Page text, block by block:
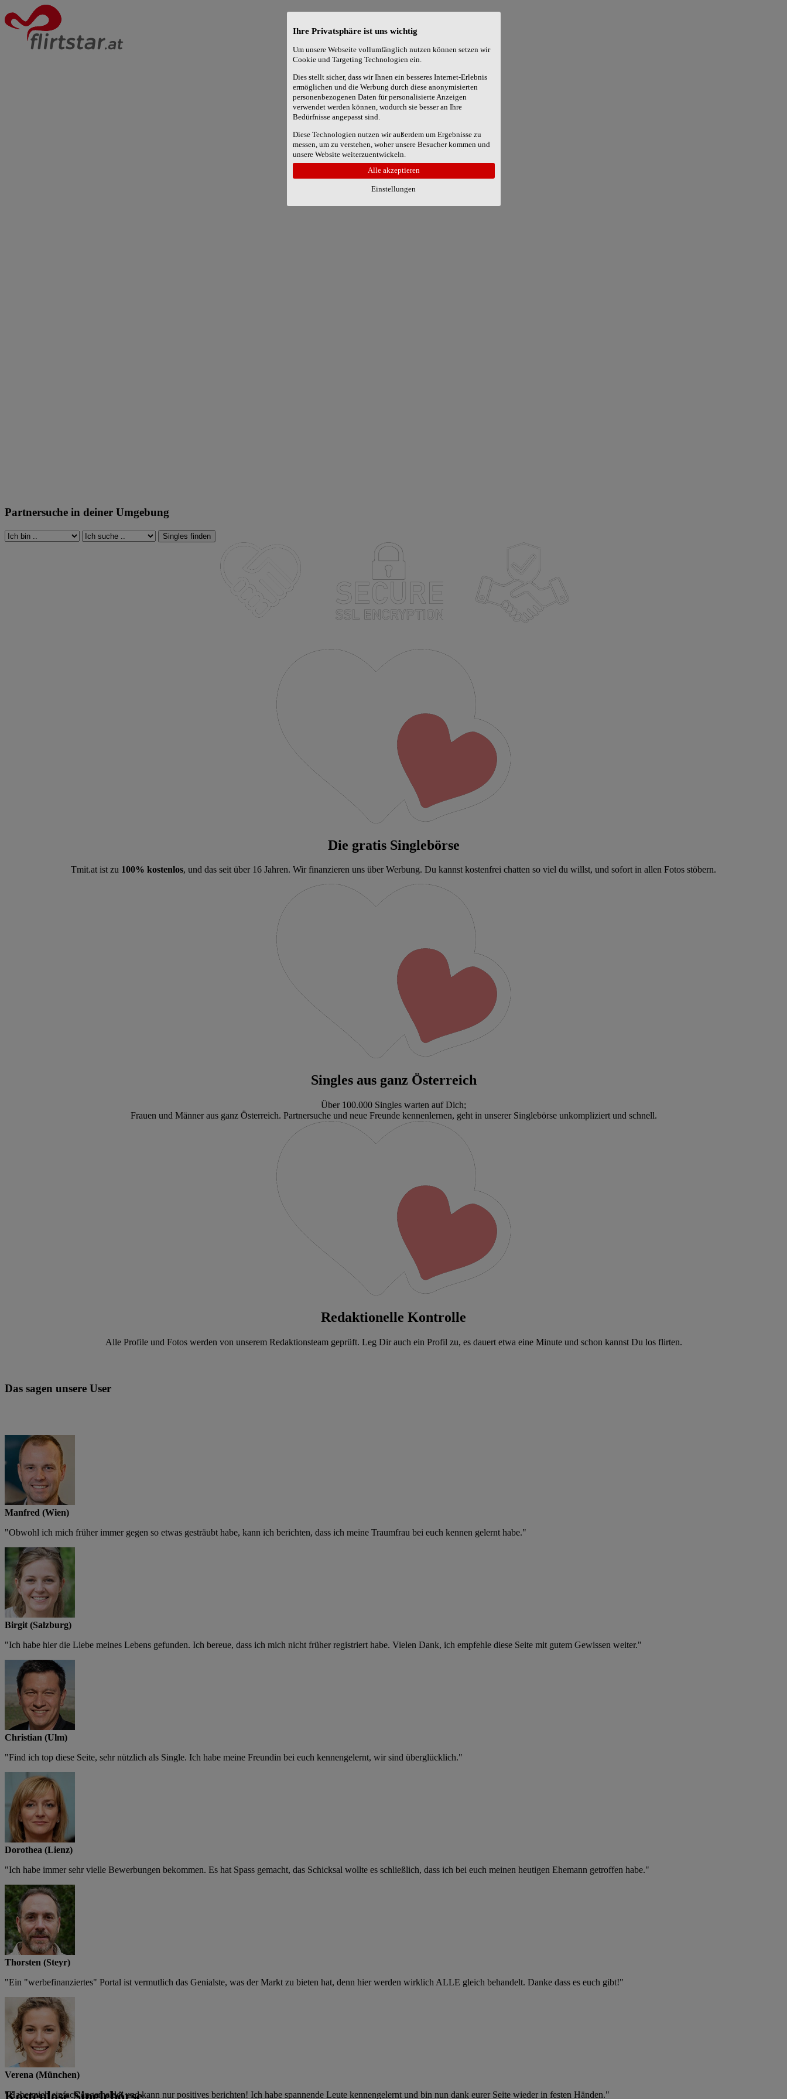
Login
Starte deine Lovestory
100% kostenlos
Partnersuche in deiner Umgebung
Die gratis Singlebörse
Tmit.at ist zu 100% kostenlos, und das seit über 16 Jahren. Wir finanzieren uns über Werbung. Du kannst kostenfrei chatten so viel du willst, und sofort in allen Fotos stöbern.
Singles aus ganz Österreich
Über 100.000 Singles warten auf Dich;
Frauen und Männer aus ganz Österreich. Partnersuche und neue Freunde kennenlernen, geht in unserer Singlebörse unkompliziert und schnell.
Redaktionelle Kontrolle
Alle Profile und Fotos werden von unserem Redaktionsteam geprüft. Leg Dir auch ein Profil zu, es dauert etwa eine Minute und schon kannst Du los flirten.
Das sagen unsere User
Manfred (Wien)
"Obwohl ich mich früher immer gegen so etwas gesträubt habe, kann ich berichten, dass ich meine Traumfrau bei euch kennen gelernt habe."
Birgit (Salzburg)
"Ich habe hier die Liebe meines Lebens gefunden. Ich bereue, dass ich mich nicht früher registriert habe. Vielen Dank, ich empfehle diese Seite mit gutem Gewissen weiter."
Christian (Ulm)
"Find ich top diese Seite, sehr nützlich als Single. Ich habe meine Freundin bei euch kennengelernt, wir sind überglücklich."
Dorothea (Lienz)
"Ich habe immer sehr vielle Bewerbungen bekommen. Es hat Spass gemacht, das Schicksal wollte es schließlich, dass ich bei euch meinen heutigen Ehemann getroffen habe."
Thorsten (Steyr)
"Ein "werbefinanziertes" Portal ist vermutlich das Genialste, was der Markt zu bieten hat, denn hier werden wirklich ALLE gleich behandelt. Danke dass es euch gibt!"
Verena (München)
"Habe mich einfach angemeldet und kann nur positives berichten! Ich habe spannende Leute kennengelernt und bin nun dank eurer Seite wieder in festen Händen."
Ihre Privatsphäre ist uns wichtig
Um unsere Webseite vollumfänglich nutzen können setzen wir
Cookie und Targeting Technologien ein.
Dies stellt sicher, dass wir Ihnen ein besseres Internet-Erlebnis
ermöglichen und die Werbung durch diese anonymisierten
personenbezogenen Daten für personalisierte Anzeigen
verwendet werden können, wodurch sie besser an Ihre
Bedürfnisse angepasst sind.
Diese Technologien nutzen wir außerdem um Ergebnisse zu
messen, um zu verstehen, woher unsere Besucher kommen und
unsere Website weiterzuentwickeln.
Alle akzeptieren
Einstellungen